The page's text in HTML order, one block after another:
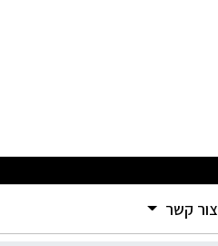
צור קשר